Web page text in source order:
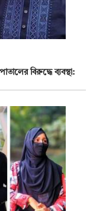
বিরুদ্ধে ব্যবস্থা: